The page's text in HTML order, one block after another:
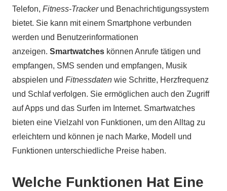
Telefon, Fitness-Trackerund Benachrichtigungssystem
bietet. Sie kann mit einem Smartphone verbunden
werden und Benutzerinformationen
anzeigen. Smartwatches können Anrufe tätigen und
empfangen, SMS senden und empfangen, Musik
abspielen und Fitnessdaten wie Schritte, Herzfrequenz
und Schlaf verfolgen. Sie ermöglichen auch den Zugriff
auf Apps und das Surfen im Internet. Smartwatches
bieten eine Vielzahl von Funktionen, um den Alltag zu
erleichtern und können je nach Marke, Modell und
Funktionen unterschiedliche Preise haben.
Welche Funktionen Hat Eine